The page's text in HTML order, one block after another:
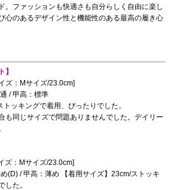
。ファッションも快適さも自分らしく自由に楽し
心のあるデザイン性と機能性のある最高の履き心
】
：Mサイズ/23.0cm]
/ 甲高：標準
トッキングで着用、ぴったりでした。
も同じサイズで問題ありませんでした。デイリー
：Mサイズ/23.0cm]
(D) / 甲高：薄め 【着用サイズ】23cm/ストッキ
した。